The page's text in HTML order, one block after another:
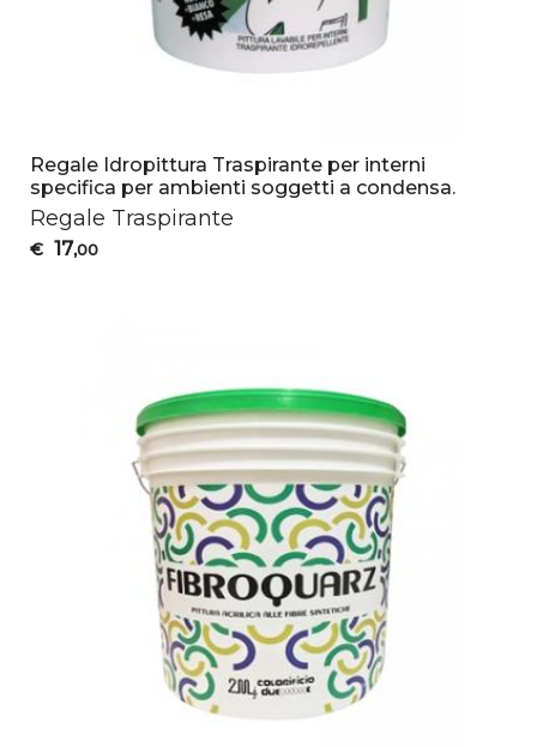
Regale Idropittura Traspirante per interni
specifica per ambienti soggetti a condensa.
Regale Traspirante
€ 17,00